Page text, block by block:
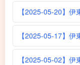
【2025-05-20】伊
【2025-05-17】伊
【2025-05-02】伊